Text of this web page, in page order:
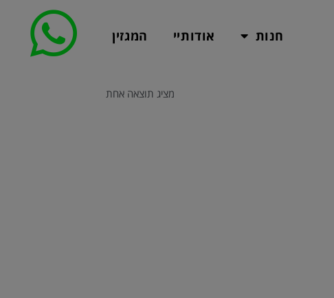
חנות אודותיי המגזין
מציג תוצאה אחת